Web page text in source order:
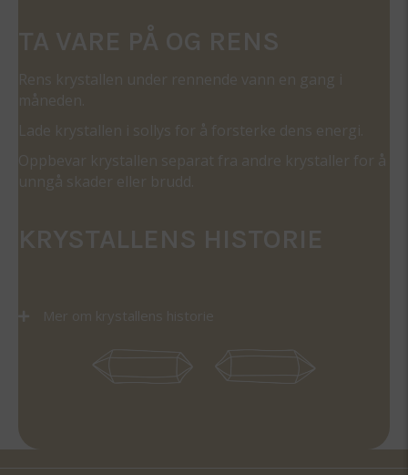
TA VARE PÅ OG RENS
Rens krystallen under rennende vann en gang i
måneden.
Lade krystallen i sollys for å forsterke dens energi.
Oppbevar krystallen separat fra andre krystaller for å
unngå skader eller brudd.
KRYSTALLENS HISTORIE
Mer om krystallens historie